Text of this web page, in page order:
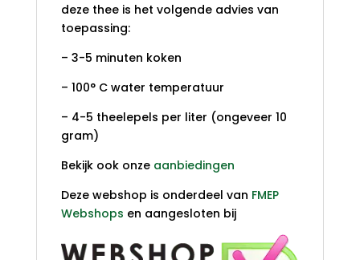
deze thee is het volgende advies van
toepassing:
– 3-5 minuten koken
– 100° C water temperatuur
– 4-5 theelepels per liter (ongeveer 10
gram)
Bekijk ook onze aanbiedingen
Deze webshop is onderdeel van FMEP
Webshops en aangesloten bij